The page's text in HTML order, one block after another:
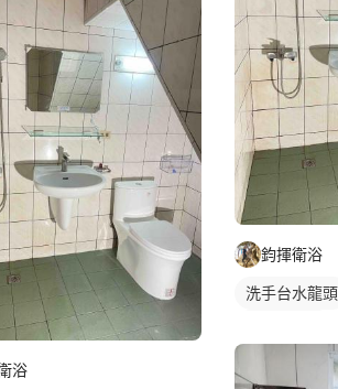
浴
鈞揮衛浴
洗手台水龍頭